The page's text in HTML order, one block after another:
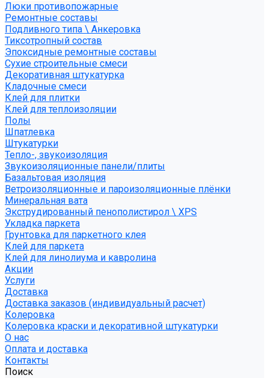
Люки противопожарные
Ремонтные составы
Подливного типа \ Анкеровка
Тиксотропный состав
Эпоксидные ремонтные составы
Сухие строительные смеси
Декоративная штукатурка
Кладочные смеси
Клей для плитки
Клей для теплоизоляции
Полы
Шпатлевка
Штукатурки
Тепло-, звукоизоляция
Звукоизоляционные панели/плиты
Базальтовая изоляция
Ветроизоляционные и пароизоляционные плёнки
Минеральная вата
Экструдированный пенополистирол \ XPS
Укладка паркета
Грунтовка для паркетного клея
Клей для паркета
Клей для линолиума и кавролина
Акции
Услуги
Доставка
Доставка заказов (индивидуальный расчет)
Колеровка
Колеровка краски и декоративной штукатурки
О нас
Оплата и доставка
Контакты
Поиск